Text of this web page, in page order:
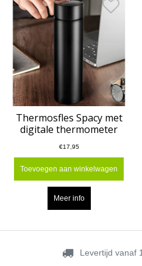
Thermosfles Spacy met
digitale thermometer
€17,95
Toevoegen aan winkelwagen
Meer info
Levertijd vanaf